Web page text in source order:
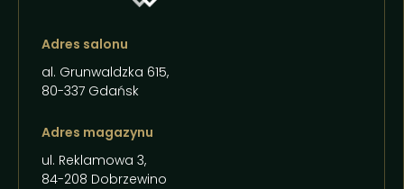
Adres salonu
al. Grunwaldzka 615,
80-337 Gdańsk
Adres magazynu
ul. Reklamowa 3,
84-208 Dobrzewino